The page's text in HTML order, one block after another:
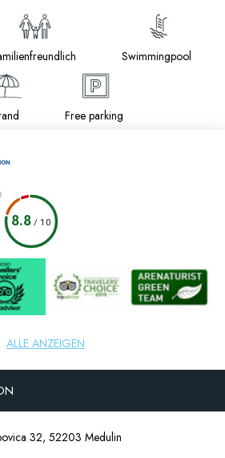
Swimmingpool
Free parking
8.8/10
ALLE ANZEIGEN
32, 52203 Medulin